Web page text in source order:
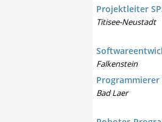
Projektleiter
Titisee-Neustadt
Falkenstein
Bad Laer